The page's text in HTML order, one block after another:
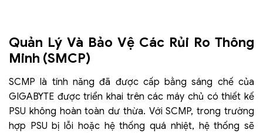
Quản Lý Và Bảo Vệ Các Rủi Ro Thông
Minh (SMCP)
SCMP là tính năng đã được cấp bằng sáng chế của
GIGABYTE được triển khai trên các máy chủ có thiết kế
PSU không hoàn toàn dư thừa. Với SCMP, trong trường
hợp PSU bị lỗi hoặc hệ thống quá nhiệt, hệ thống sẽ